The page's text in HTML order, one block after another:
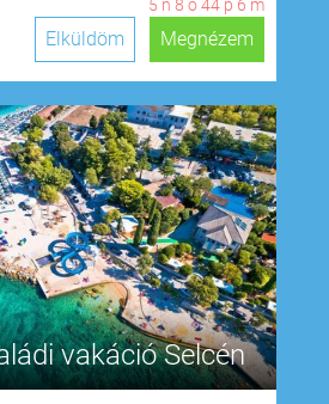
5 n 8 ó44 p 5 m
Megnézem
Elküldöm
vakáció Selcén